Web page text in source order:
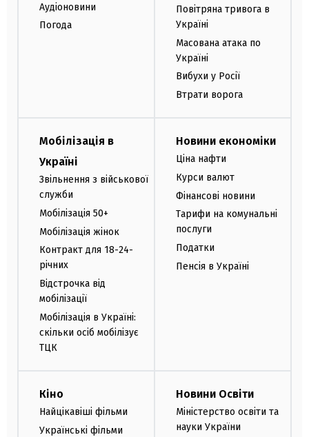
Аудіоновини
Погода
Повітряна тривога в
Україні
Масована атака по
Україні
Вибухи у Росії
Втрати ворога
Мобілізація в
Україні
Звільнення з військової
служби
Мобілізація 50+
Мобілізація жінок
Контракт для 18-24-
річних
Відстрочка від
мобілізації
Мобілізація в Україні:
скільки осіб мобілізує
ТЦК
Новини економіки
Ціна нафти
Курси валют
Фінансові новини
Тарифи на комунальні
послуги
Податки
Пенсія в Україні
Кіно
Найцікавіші фільми
Українські фільми
Новини Освіти
Міністерство освіти та
науки України